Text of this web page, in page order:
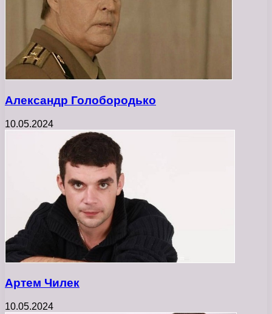
Александр Голобородько
10.05.2024
Артем Чилек
10.05.2024